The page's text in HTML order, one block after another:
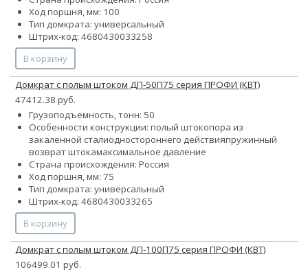
Ход поршня, мм: 100
Тип домкрата: универсальный
Штрих-код: 4680430033258
В корзину
Домкрат с полым штоком ДП-50П75 серия ПРОФИ (КВТ)
47412.38 руб.
Грузоподъемность, тонн: 50
Особенности конструкции: полый штокопора из
закаленной сталиодностороннего действияпружинный
возврат штокамаксимальное давление
Страна происхождения: Россия
Ход поршня, мм: 75
Тип домкрата: универсальный
Штрих-код: 4680430033265
В корзину
Домкрат с полым штоком ДП-100П75 серия ПРОФИ (КВТ)
106499.01 руб.